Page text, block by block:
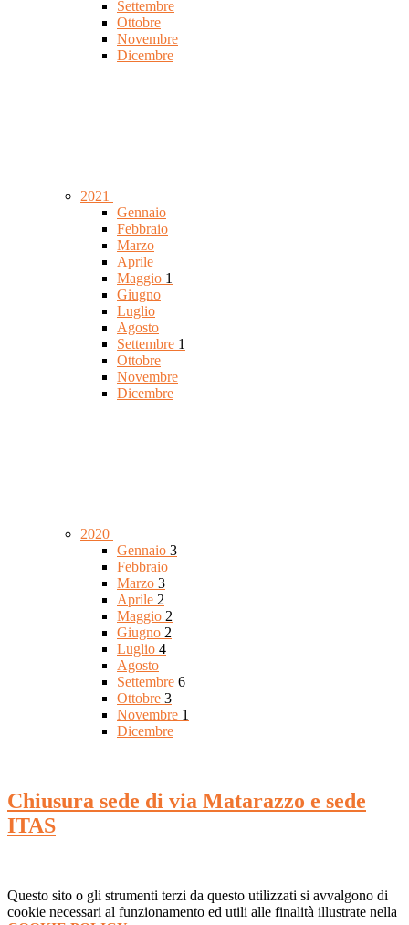
Settembre
Ottobre
Novembre
Dicembre
2021
Gennaio
Febbraio
Marzo
Aprile
Maggio 1
Giugno
Luglio
Agosto
Settembre 1
Ottobre
Novembre
Dicembre
2020
Gennaio 3
Febbraio
Marzo 3
Aprile 2
Maggio 2
Giugno 2
Luglio 4
Agosto
Settembre 6
Ottobre 3
Novembre 1
Dicembre
Chiusura sede di via Matarazzo e sede
ITAS
Questo sito o gli strumenti terzi da questo utilizzati si avvalgono di
cookie necessari al funzionamento ed utili alle finalità illustrate nella